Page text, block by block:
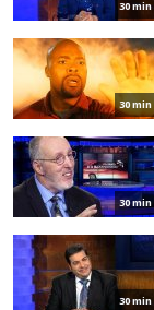
30 min
30 min
30 min
30 min